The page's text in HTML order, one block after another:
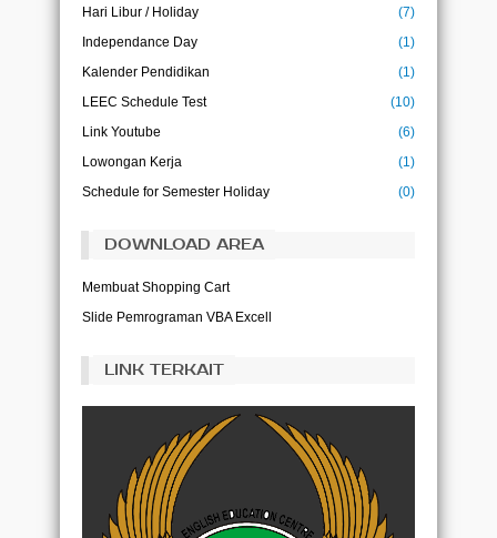
Hari Libur / Holiday
(7)
Independance Day
(1)
Kalender Pendidikan
(1)
LEEC Schedule Test
(10)
Link Youtube
(6)
Lowongan Kerja
(1)
Schedule for Semester Holiday
(0)
DOWNLOAD AREA
Membuat Shopping Cart
Slide Pemrograman VBA Excell
LINK TERKAIT